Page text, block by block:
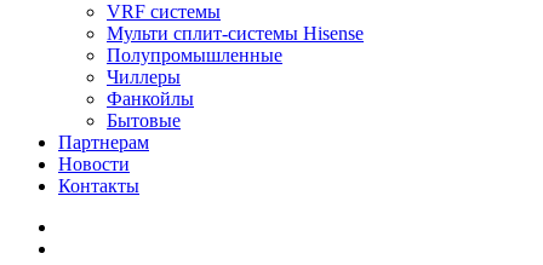
VRF системы
Мульти сплит-системы Hisense
Полупромышленные
Чиллеры
Фанкойлы
Бытовые
Партнерам
Новости
Контакты